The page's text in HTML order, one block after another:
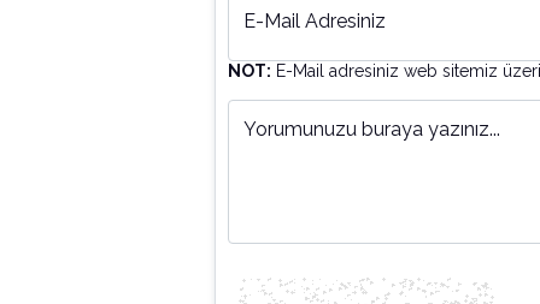
E-Mail Adresiniz
NOT: E-Mail adresiniz web sitemiz
Yorumunuzu buraya yazınız...